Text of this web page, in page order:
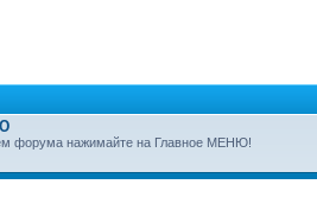
форума нажимайте на Главное МЕНЮ!